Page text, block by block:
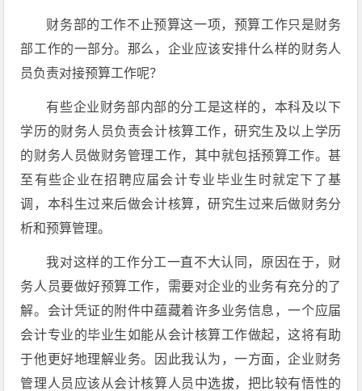
财务部的工作不止预算这一项，预算工作只是财务
部工作的一部分。那么，企业应该安排什么样的财务人
员负责对接预算工作呢？
有些企业财务部内部的分工是这样的，本科及以下
学历的财务人员负责会计核算工作，研究生及以上学历
的财务人员做财务管理工作，其中就包括预算工作。甚
至有些企业在招聘应届会计专业毕业生时就定下了基
调，本科生过来后做会计核算，研究生过来后做财务分
析和预算管理。
我对这样的工作分工一直不大认同，原因在于，财
务人员要做好预算工作，需要对企业的业务有充分的了
解。会计凭证的附件中蕴藏着许多业务信息，一个应届
会计专业的毕业生如能从会计核算工作做起，这将有助
于他更好地理解业务。因此我认为，一方面，企业财务
管理人员应该从会计核算人员中选拔，把比较有悟性的